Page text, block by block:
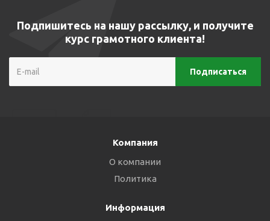
Подпишитесь на нашу рассылку, и получите
курс грамотного клиента!
Компания
О компании
Политика
Информация